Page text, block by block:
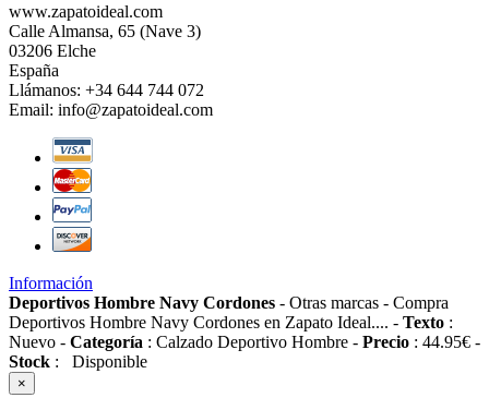
www.zapatoideal.com
Calle Almansa, 65 (Nave 3)
03206 Elche
España
Llámanos: +34 644 744 072
Email: info@zapatoideal.com
Información
Deportivos Hombre Navy Cordones - Otras marcas - Compra
Deportivos Hombre Navy Cordones en Zapato Ideal.... - Texto :
Nuevo - Categoría : Calzado Deportivo Hombre - Precio : 44.95€ -
Stock : Disponible
×